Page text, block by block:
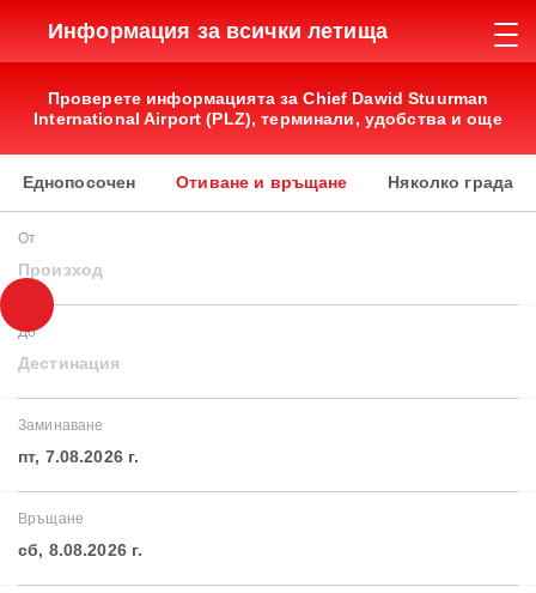
Информация за всички летища
Проверете информацията за Chief Dawid Stuurman
International Airport (PLZ), терминали, удобства и още
Еднопосочен Отиване и връщане Няколко града
От
Произход
До
Дестинация
Заминаване
пт, 7.08.2026 г.
Връщане
сб, 8.08.2026 г.